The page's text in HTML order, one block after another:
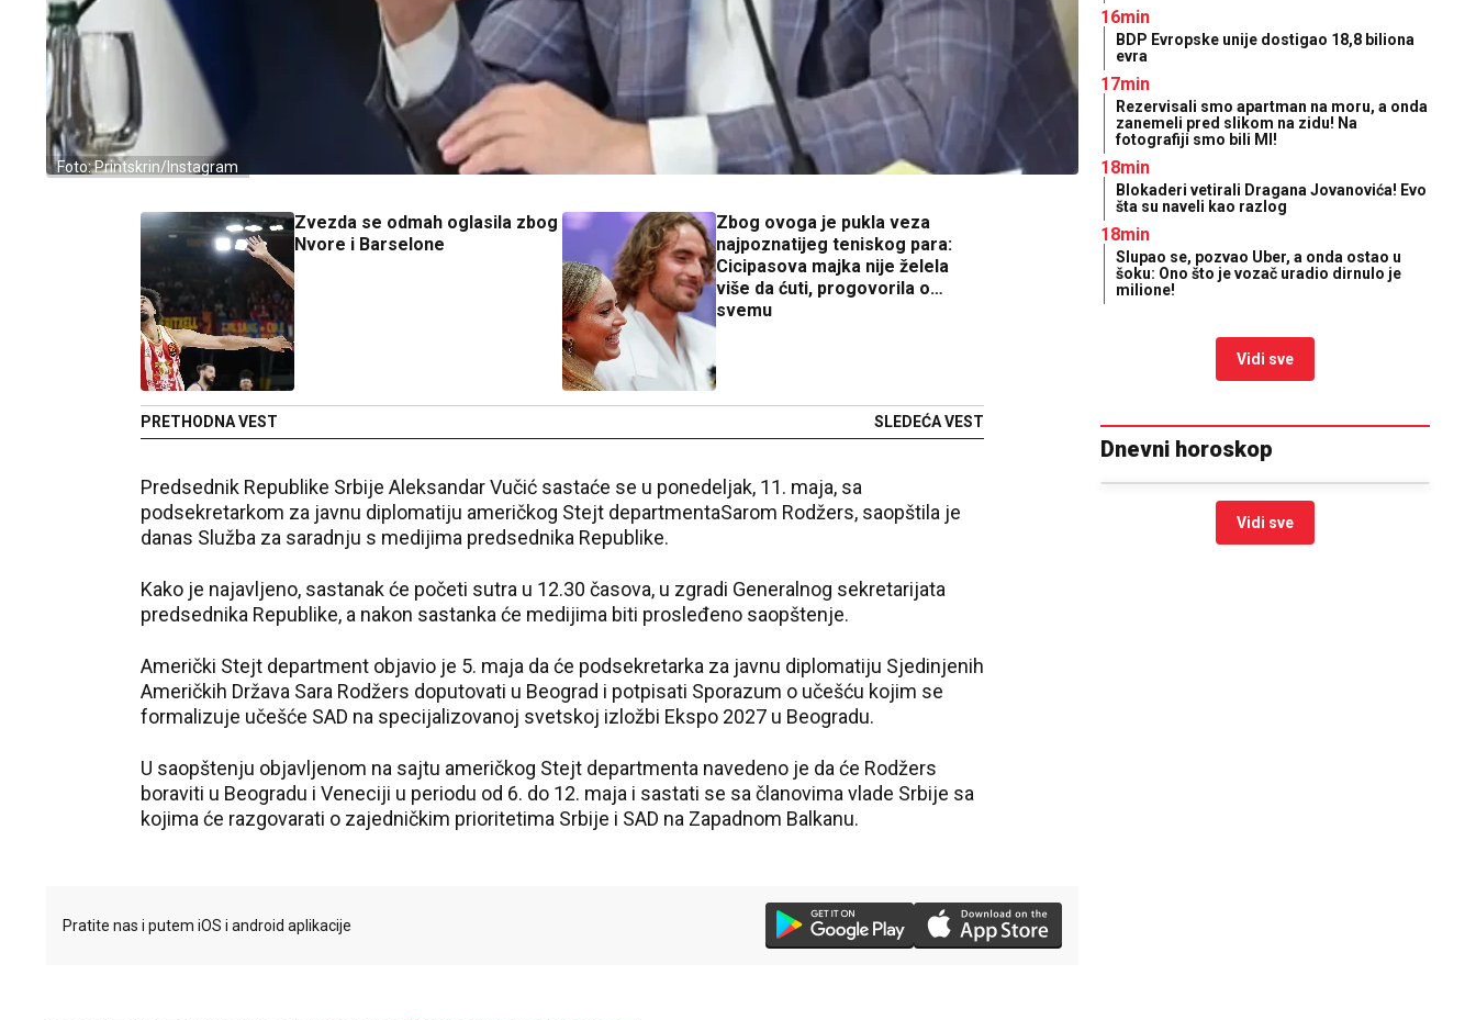
Foto: Printskrin/Instagram
Zvezda se odmah oglasila zbog
Nvore i Barselone
PRETHODNA VEST
Zbog ovoga je pukla veza
najpoznatijeg teniskog para:
Cicipasova majka nije želela
više da ćuti, progovorila o
svemu
SLEDEĆA VEST
Predsednik Republike Srbije Aleksandar Vučić sastaće se u ponedeljak, 11. maja, sa
podsekretarkom za javnu diplomatiju američkog Stejt departmentaSarom Rodžers, saopštila je
danas Služba za saradnju s medijima predsednika Republike.
Kako je najavljeno, sastanak će početi sutra u 12.30 časova, u zgradi Generalnog sekretarijata
predsednika Republike, a nakon sastanka će medijima biti prosleđeno saopštenje.
Američki Stejt department objavio je 5. maja da će podsekretarka za javnu diplomatiju Sjedinjenih
Američkih Država Sara Rodžers doputovati u Beograd i potpisati Sporazum o učešću kojim se
formalizuje učešće SAD na specijalizovanoj svetskoj izložbi Ekspo 2027 u Beogradu.
U saopštenju objavljenom na sajtu američkog Stejt departmenta navedeno je da će Rodžers
boraviti u Beogradu i Veneciji u periodu od 6. do 12. maja i sastati se sa članovima vlade Srbije sa
kojima će razgovarati o zajedničkim prioritetima Srbije i SAD na Zapadnom Balkanu.
Pratite nas i putem iOS i android aplikacije
16min
BDP Evropske unije dostigao 18,8 biliona
evra
17min
Rezervisali smo apartman na moru, a onda
zanemeli pred slikom na zidu! Na
fotografiji smo bili MI!
18min
Blokaderi vetirali Dragana Jovanovića! Evo
šta su naveli kao razlog
18min
Slupao se, pozvao Uber, a onda ostao u
šoku: Ono što je vozač uradio dirnulo je
milione!
Vidi sve
Dnevni horoskop
Vidi sve